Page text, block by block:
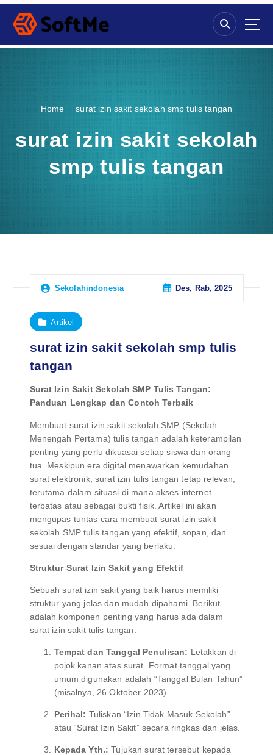
S
p
Home surat izin sakit sekolah smp tulis tangan
surat izin sakit sekolah
smp tulis tangan
Sekolahindonesia Des, Rab, 2025
Artikel
surat izin sakit sekolah smp tulis
tangan
Surat Izin Sakit Sekolah SMP Tulis Tangan:
Panduan Lengkap dan Contoh Terbaik
Membuat surat izin sakit sekolah SMP (Sekolah
Menengah Pertama) tulis tangan adalah keterampilan
penting yang perlu dikuasai setiap siswa dan orang
tua. Meskipun era digital menawarkan kemudahan
surat elektronik, surat izin tulis tangan tetap relevan,
terutama dalam situasi di mana akses internet
terbatas atau sebagai bukti fisik. Artikel ini akan
mengupas tuntas cara membuat surat izin sakit
sekolah SMP tulis tangan yang efektif, sopan, dan
sesuai dengan standar yang berlaku.
Struktur Surat Izin Sakit yang Efektif
Sebuah surat izin sakit yang baik harus memiliki
struktur yang jelas dan mudah dipahami. Berikut
adalah komponen penting yang harus ada dalam
surat izin sakit tulis tangan:
Tempat dan Tanggal Penulisan: Letakkan di
pojok kanan atas surat. Format tanggal yang
umum digunakan adalah “Tanggal Bulan Tahun”
(misalnya, 26 Oktober 2023).
Perihal: Tuliskan “Izin Tidak Masuk Sekolah”
atau “Surat Izin Sakit” secara ringkas dan jelas.
Kepada Yth.: Tujukan surat tersebut kepada